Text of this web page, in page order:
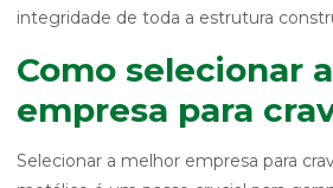
integridade de toda a estrutura
Como selecionar
empresa para
Selecionar a melhor empresa para